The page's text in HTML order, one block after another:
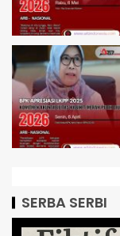
SERBA SERBI